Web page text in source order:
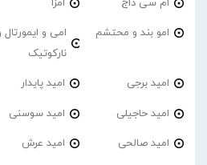
ام سی داج امزا
امو بند و محتشم
امی و ایمورتال
نارکوتیک
امید برجی امید پایدار
امید حاجیلی امید سوسنی
امید صالحی امید عرش